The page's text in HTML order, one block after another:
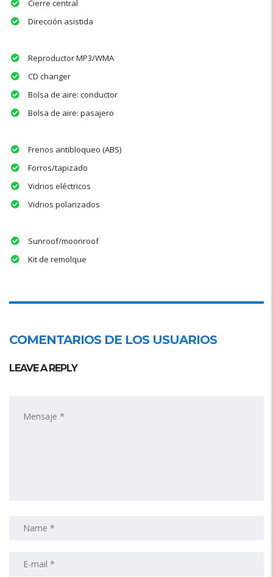
Cierre central
Dirección asistida
Reproductor MP3/WMA
CD changer
Bolsa de aire: conductor
Bolsa de aire: pasajero
Frenos antibloqueo (ABS)
Forros/tapizado
Vidrios eléctricos
Vidrios polarizados
Sunroof/moonroof
Kit de remolque
COMENTARIOS DE LOS USUARIOS
LEAVE A REPLY